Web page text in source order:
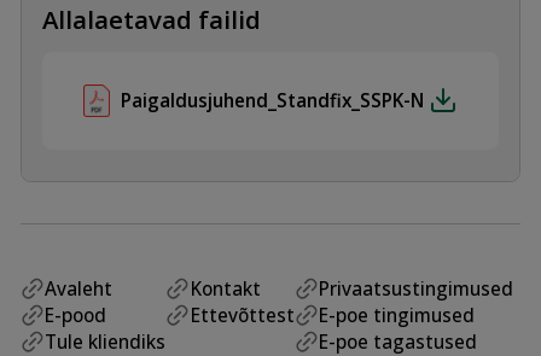
Allalaetavad failid
Paigaldusjuhend_Standfix_SSPK-N
Avaleht
E-pood
Tule kliendiks
Kontakt
Ettevõttest
Privaatsustingimused
E-poe tingimused
E-poe tagastused